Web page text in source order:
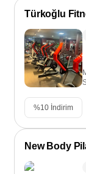
Türkoğlu
%10 İndirim
New Body